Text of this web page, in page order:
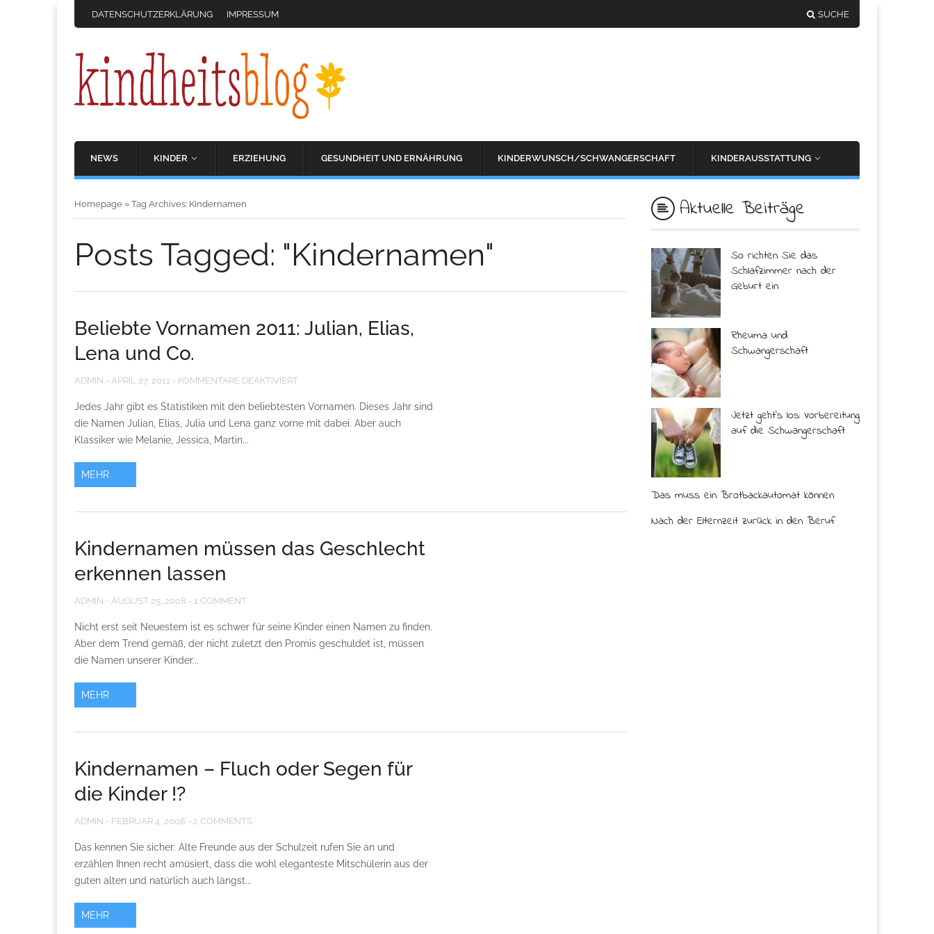
DATENSCHUTZERKLÄRUNG IMPRESSUM SUCHE
NEWS KINDER ERZIEHUNG GESUNDHEIT UND ERNÄHRUNG KINDERWUNSCH/SCHWANGERSCHAFT KINDERAUSSTATTUNG
Homepage » Tag Archives: Kindernamen
Posts Tagged: "Kindernamen"
Beliebte Vornamen 2011: Julian, Elias,
Lena und Co.
ADMIN - APRIL 27, 2011 - KOMMENTARE DEAKTIVIERT
Jedes Jahr gibt es Statistiken mit den beliebtesten Vornamen. Dieses Jahr sind
die Namen Julian, Elias, Julia und Lena ganz vorne mit dabei. Aber auch
Klassiker wie Melanie, Jessica, Martin...
MEHR
Kindernamen müssen das Geschlecht
erkennen lassen
ADMIN - AUGUST 25, 2008 - 1 COMMENT
Nicht erst seit Neuestem ist es schwer für seine Kinder einen Namen zu finden.
Aber dem Trend gemäß, der nicht zuletzt den Promis geschuldet ist, müssen
die Namen unserer Kinder...
MEHR
Kindernamen – Fluch oder Segen für
die Kinder !?
ADMIN - FEBRUAR 4, 2008 - 2 COMMENTS
Das kennen Sie sicher: Alte Freunde aus der Schulzeit rufen Sie an und
erzählen Ihnen recht amüsiert, dass die wohl eleganteste Mitschülerin aus der
guten alten und natürlich auch längst...
MEHR
Aktuelle Beiträge
So richten Sie das
Schlafzimmer nach der
Geburt ein
Rheuma und
Schwangerschaft
Jetzt geht’s los: Vorbereitung
auf die Schwangerschaft
Das muss ein Brotbackautomat können
Nach der Elternzeit zurück in den Beruf